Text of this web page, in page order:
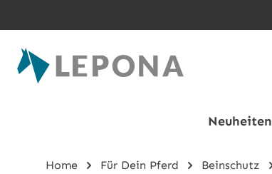
Neuheiten
Home Für Dein Pferd Beinschutz